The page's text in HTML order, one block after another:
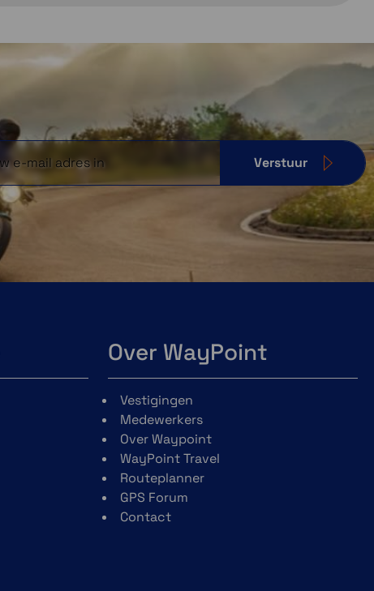
Verstuur
Over WayPoint
Vestigingen
Medewerkers
Over Waypoint
WayPoint Travel
Routeplanner
GPS Forum
Contact